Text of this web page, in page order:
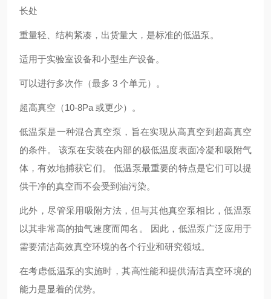
长处
重量轻、结构紧凑，出货量大，是标准的低温泵。
适用于实验室设备和小型生产设备。
可以进行多次作（最多 3 个单元）。
超高真空（10-8Pa 或更少）。
低温泵是一种混合真空泵，旨在实现从高真空到超高真空
的条件。 该泵在安装在内部的极低温度表面冷凝和吸附气
体，有效地捕获它们。 低温泵最重要的特点是它们可以提
供干净的真空而不会受到油污染。
此外，尽管采用吸附方法，但与其他真空泵相比，低温泵
以其非常高的抽气速度而闻名。 因此，低温泵广泛应用于
需要清洁高效真空环境的各个行业和研究领域。
在考虑低温泵的实施时，其高性能和提供清洁真空环境的
能力是显着的优势。